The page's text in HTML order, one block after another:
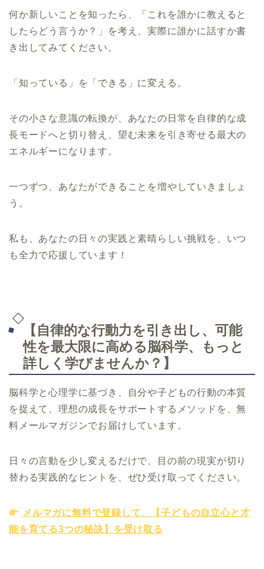
何か新しいことを知ったら、「これを誰かに教えると
したらどう言うか？」を考え、実際に誰かに話すか書
き出してみてください。
「知っている」を「できる」に変える。
その小さな意識の転換が、あなたの日常を自律的な成
長モードへと切り替え、望む未来を引き寄せる最大の
エネルギーになります。
一つずつ、あなたができることを増やしていきましょ
う。
私も、あなたの日々の実践と素晴らしい挑戦を、いつ
も全力で応援しています！
【自律的な行動力を引き出し、可能
性を最大限に高める脳科学、もっと
詳しく学びませんか？】
脳科学と心理学に基づき、自分や子どもの行動の本質
を捉えて、理想の成長をサポートするメソッドを、無
料メールマガジンでお届けしています。
日々の言動を少し変えるだけで、目の前の現実が切り
替わる実践的なヒントを、ぜひ受け取ってください。
メルマガに無料で登録して、【子どもの自立心と才
能を育てる3つの秘訣】を受け取る